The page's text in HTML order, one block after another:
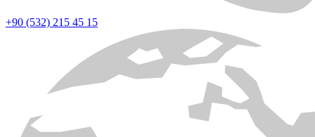
+90 (532) 215 45 15